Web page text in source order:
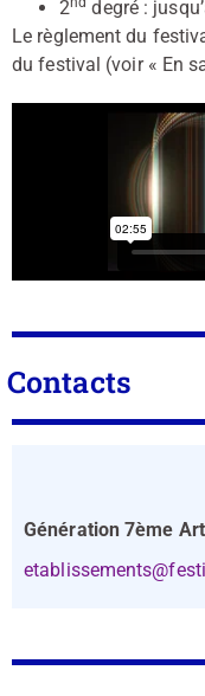
2
degré :
Le règlement du
du festival (voir « En
Contacts
Génération 7ème Art